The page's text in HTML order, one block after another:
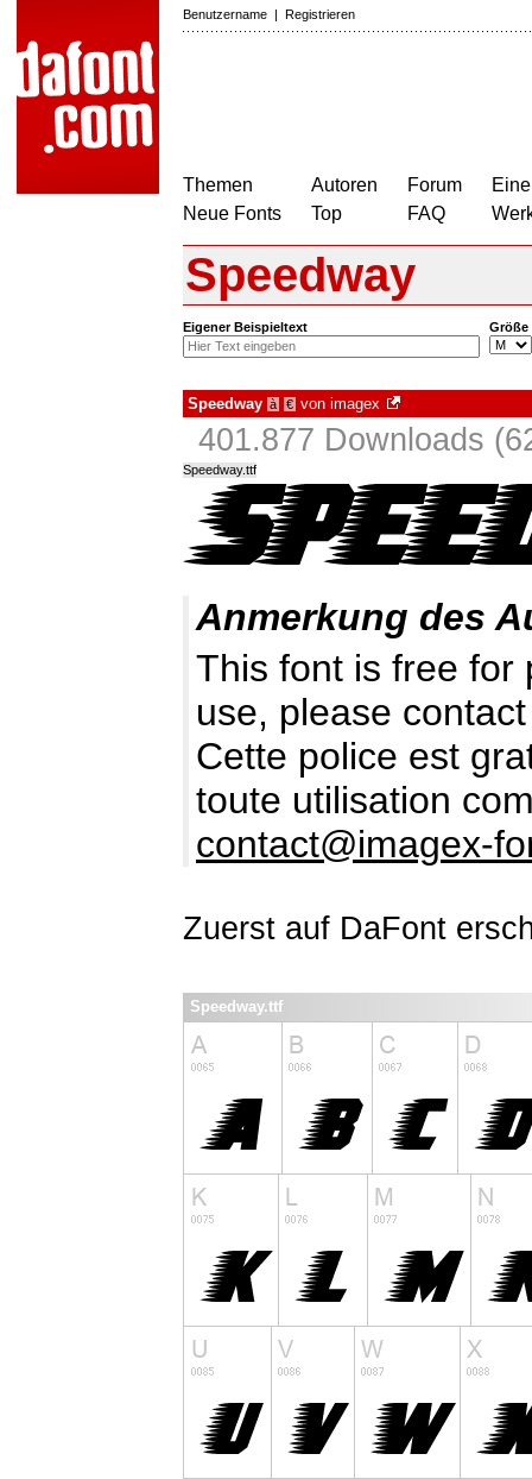
Benutzername | Registrieren
Themen
Neue Fonts
Autoren
Top
Forum
FAQ
Speedway
Eigener Beispieltext Größe
Speedway à € von imagex
401.877 Downloads
Speedway.ttf
Anmerkung des
This font is free for
use, please
Cette police est
toute utilisation
contact@imagex-
Zuerst auf DaFont
Speedway.ttf